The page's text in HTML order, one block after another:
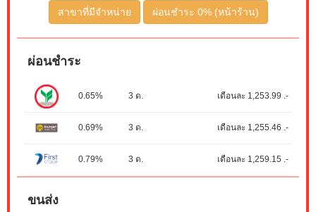
สาขาที่มีจำหน่าย ผ่อนชำระ 0% (หน้าร้าน)
ผ่อนชำระ
0.65% 3 ด. เดือนละ 1,253.99 .-
0.69% 3 ด. เดือนละ 1,255.46 .-
0.79% 3 ด. เดือนละ 1,259.15 .-
ขนส่ง